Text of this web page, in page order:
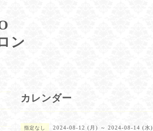
ン
カレンダー
指定なし 2024-08-12 (月) ～ 2024-08-14 (水)